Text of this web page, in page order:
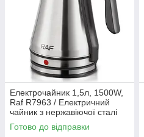
Електрочайник 1,5л, 1500W,
Raf R7963 / Електричний
чайник з нержавіючої сталі
Готово до відправки